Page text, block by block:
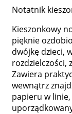
Notatnik
Kieszonkowy
pięknie
dwójkę dzieci,
rozdzielczości,
Zawiera
wewnątrz
papieru w